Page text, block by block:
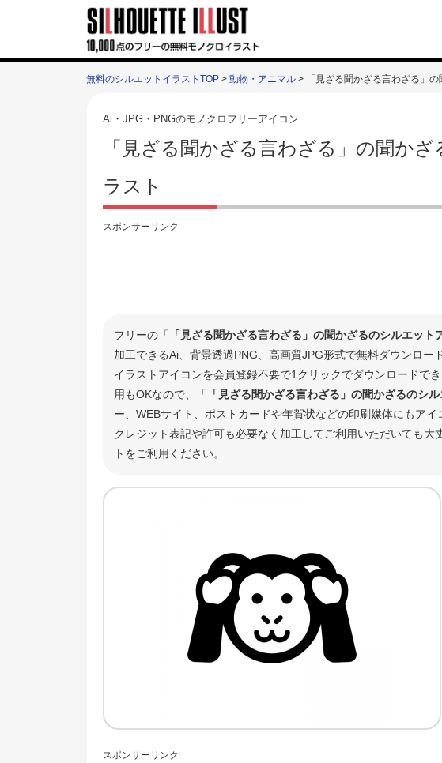
無料のシルエットイラストTOP > 動物・アニマル > 「見ざる聞かざる言わざる」の
Ai・JPG・PNGのモノクロフリーアイコン
「見ざる聞かざる言わざる」の聞か
ラスト
スポンサーリンク
フリーの「 「見ざる聞かざる言わざる」の聞かざるのシルエット
加工できるAi、背景透過PNG、高画質JPG形式で無料ダウンロー
イラストアイコンを会員登録不要で1クリックでダウンロードで
用もOKなので、「 「見ざる聞かざる言わざる」の聞かざるのシ
ー、WEBサイト、ポストカードや年賀状などの印刷媒体にもアイ
クレジット表記や許可も必要なく加工してご利用いただいても大
トをご利用ください。
スポンサーリンク